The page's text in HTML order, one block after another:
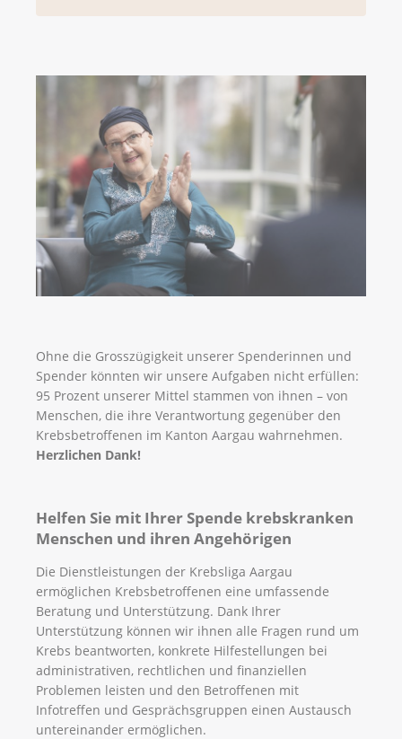
Ohne die Grosszügigkeit unserer Spenderinnen und
Spender könnten wir unsere Aufgaben nicht erfüllen:
95 Prozent unserer Mittel stammen von ihnen – von
Menschen, die ihre Verantwortung gegenüber den
Krebsbetroffenen im Kanton Aargau wahrnehmen.
Herzlichen Dank!
Helfen Sie mit Ihrer Spende krebskranken
Menschen und ihren Angehörigen
Die Dienstleistungen der Krebsliga Aargau
ermöglichen Krebsbetroffenen eine umfassende
Beratung und Unterstützung. Dank Ihrer
Unterstützung können wir ihnen alle Fragen rund um
Krebs beantworten, konkrete Hilfestellungen bei
administrativen, rechtlichen und finanziellen
Problemen leisten und den Betroffenen mit
Infotreffen und Gesprächsgruppen einen Austausch
untereinander ermöglichen.